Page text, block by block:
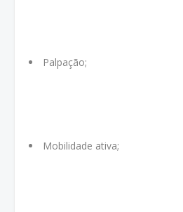
Palpação;
Mobilidade ativa;